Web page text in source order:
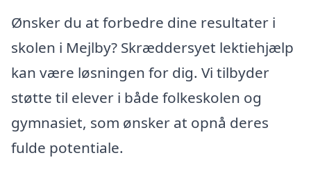
Ønsker du at forbedre dine resultater i
skolen i Mejlby? Skræddersyet lektiehjælp
kan være løsningen for dig. Vi tilbyder
støtte til elever i både folkeskolen og
gymnasiet, som ønsker at opnå deres
fulde potentiale.